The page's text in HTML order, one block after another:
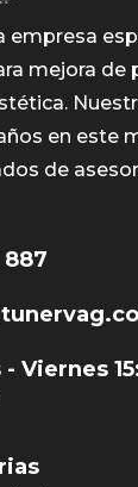
empresa
mejora de
en este
de
887
- Viernes